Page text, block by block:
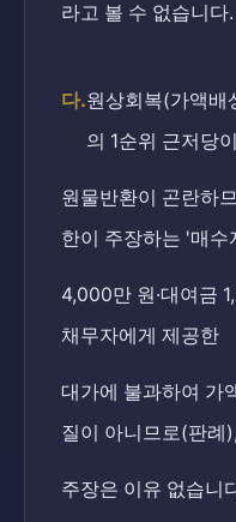
라고 볼 수 없습니다.
다.원상회복(가액
의 1순위 근저당
원물반환이 곤란하
한이 주장하는 '매수
4,000만 원·대여금
채무자에게 제공한
대가에 불과하여 가
질이 아니므로(판례
주장은 이유 없습니